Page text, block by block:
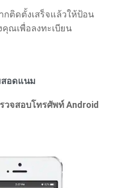
กติดตั้งเสร็จแล้วให้ป้อน
ณเพื่อลงทะเบียน
สอดแนม
วจสอบโทรศัพท์ Android